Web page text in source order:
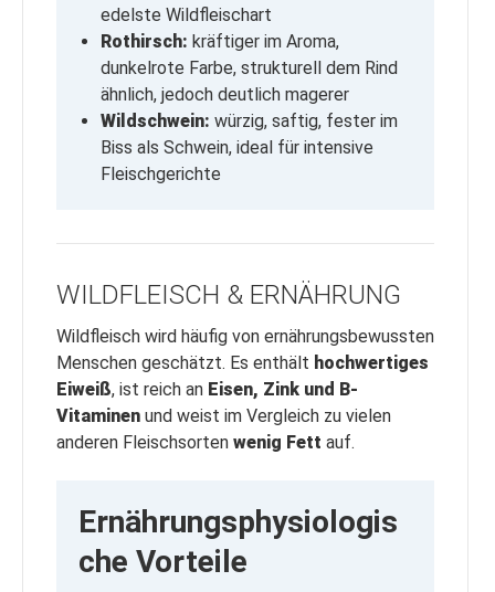
edelste Wildfleischart
Rothirsch: kräftiger im Aroma,
dunkelrote Farbe, strukturell dem Rind
ähnlich, jedoch deutlich magerer
Wildschwein: würzig, saftig, fester im
Biss als Schwein, ideal für intensive
Fleischgerichte
WILDFLEISCH & ERNÄHRUNG
Wildfleisch wird häufig von ernährungsbewussten
Menschen geschätzt. Es enthält hochwertiges
Eiweiß, ist reich an Eisen, Zink und B-
Vitaminen und weist im Vergleich zu vielen
anderen Fleischsorten wenig Fett auf.
Ernährungsphysiologis
che Vorteile